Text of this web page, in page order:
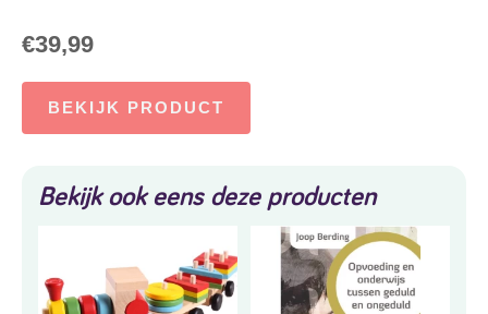
€39,99
BEKIJK PRODUCT
Bekijk ook eens deze producten